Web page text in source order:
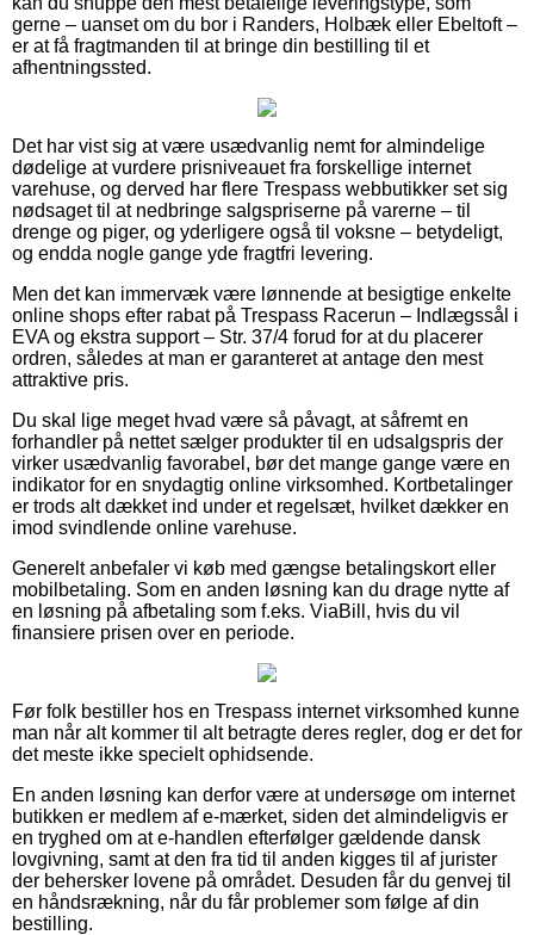
gerne – uanset om du bor i Randers, Holbæk eller Ebeltoft –
er at få fragtmanden til at bringe din bestilling til et
afhentningssted.
Det har vist sig at være usædvanlig nemt for almindelige
dødelige at vurdere prisniveauet fra forskellige internet
varehuse, og derved har flere Trespass webbutikker set sig
nødsaget til at nedbringe salgspriserne på varerne – til
drenge og piger, og yderligere også til voksne – betydeligt,
og endda nogle gange yde fragtfri levering.
Men det kan immervæk være lønnende at besigtige enkelte
online shops efter rabat på Trespass Racerun – Indlægssål i
EVA og ekstra support – Str. 37/4 forud for at du placerer
ordren, således at man er garanteret at antage den mest
attraktive pris.
Du skal lige meget hvad være så påvagt, at såfremt en
forhandler på nettet sælger produkter til en udsalgspris der
virker usædvanlig favorabel, bør det mange gange være en
indikator for en snydagtig online virksomhed. Kortbetalinger
er trods alt dækket ind under et regelsæt, hvilket dækker en
imod svindlende online varehuse.
Generelt anbefaler vi køb med gængse betalingskort eller
mobilbetaling. Som en anden løsning kan du drage nytte af
en løsning på afbetaling som f.eks. ViaBill, hvis du vil
finansiere prisen over en periode.
Før folk bestiller hos en Trespass internet virksomhed kunne
man når alt kommer til alt betragte deres regler, dog er det for
det meste ikke specielt ophidsende.
En anden løsning kan derfor være at undersøge om internet
butikken er medlem af e-mærket, siden det almindeligvis er
en tryghed om at e-handlen efterfølger gældende dansk
lovgivning, samt at den fra tid til anden kigges til af jurister
der behersker lovene på området. Desuden får du genvej til
en håndsrækning, når du får problemer som følge af din
bestilling.